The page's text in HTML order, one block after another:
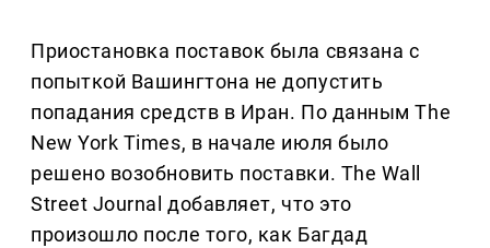
Приостановка поставок была связана с
попыткой Вашингтона не допустить
попадания средств в Иран. По данным The
New York Times, в начале июля было
решено возобновить поставки. The Wall
Street Journal добавляет, что это
произошло после того, как Багдад